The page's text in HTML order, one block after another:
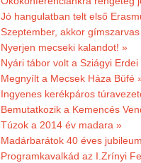
Jó hangulatban telt első
Szeptember, akkor
Nyerjen mecseki kalandot! »
Nyári tábor volt a Sziágyi
Megnyílt a Mecsek Háza Büfé
Ingyenes kerékpáros
Bemutatkozik a Kemencés
Túzok a 2014 év madara »
Madárbarátok 40 éves
Programkavalkád az I.Zrínyi